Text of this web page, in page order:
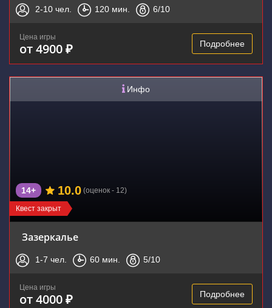
2-10 чел. 120 мин. 6/10
Цена игры
от 4900 ₽ Подробнее
Инфо
Квест закрыт
14+ 10.0 (оценок - 12)
Зазеркалье
1-7 чел. 60 мин. 5/10
Цена игры
от 4000 ₽ Подробнее